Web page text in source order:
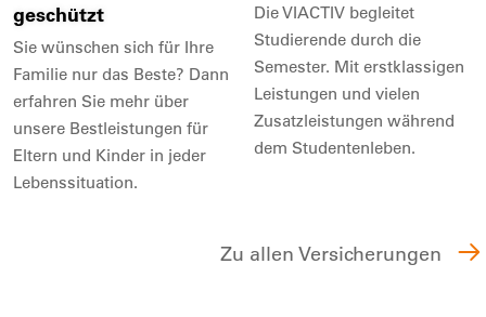
geschützt
Sie wünschen sich für Ihre
Familie nur das Beste? Dann
erfahren Sie mehr über
unsere Bestleistungen für
Eltern und Kinder in jeder
Lebenssituation.
Die VIACTIV begleitet
Studierende durch die
Semester. Mit erstklassigen
Leistungen und vielen
Zusatzleistungen während
dem Studentenleben.
Zu allen Versicherungen